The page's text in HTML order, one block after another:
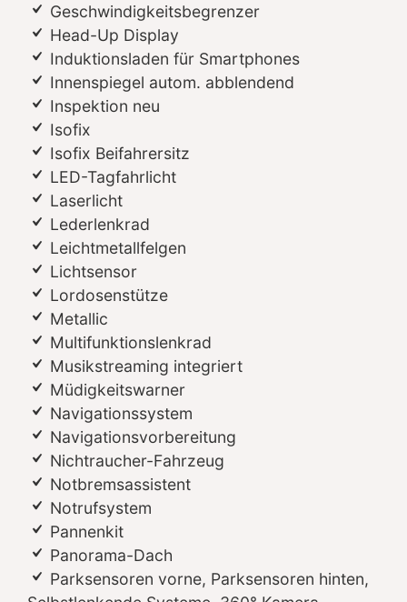
Geschwindigkeitsbegrenzer
Head-Up Display
Induktionsladen für Smartphones
Innenspiegel autom. abblendend
Inspektion neu
Isofix
Isofix Beifahrersitz
LED-Tagfahrlicht
Laserlicht
Lederlenkrad
Leichtmetallfelgen
Lichtsensor
Lordosenstütze
Metallic
Multifunktionslenkrad
Musikstreaming integriert
Müdigkeitswarner
Navigationssystem
Navigationsvorbereitung
Nichtraucher-Fahrzeug
Notbremsassistent
Notrufsystem
Pannenkit
Panorama-Dach
Parksensoren vorne, Parksensoren hinten,